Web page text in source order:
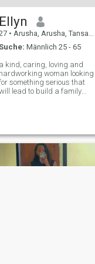
Ellyn
• Arusha, Arusha, Tansania
Suche: Männlich 25 - 65
a kind, caring, loving and
hardworking woman looking
something serious that
lead to build a family